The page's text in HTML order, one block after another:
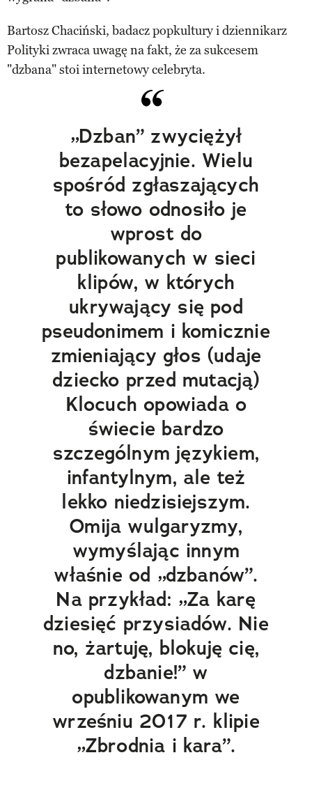
Bartosz Chaciński, badacz popkultury i dziennikarz
Polityki zwraca uwagę na fakt, że za sukcesem
"dzbana" stoi internetowy celebryta.
„Dzban” zwyciężył
bezapelacyjnie. Wielu
spośród zgłaszających
to słowo odnosiło je
wprost do
publikowanych w sieci
klipów, w których
ukrywający się pod
pseudonimem i komicznie
zmieniający głos (udaje
dziecko przed mutacją)
Klocuch opowiada o
świecie bardzo
szczególnym językiem,
infantylnym, ale też
lekko niedzisiejszym.
Omija wulgaryzmy,
wymyślając innym
właśnie od „dzbanów”.
Na przykład: „Za karę
dziesięć przysiadów. Nie
no, żartuję, blokuję cię,
dzbanie!” w
opublikowanym we
wrześniu 2017 r. klipie
„Zbrodnia i kara”.